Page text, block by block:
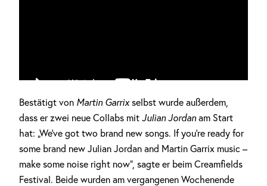
Bestätigt von Martin Garrixselbst wurde außerdem,
dass er zwei neue Collabs mit Julian Jordanam Start
hat: „We’ve got two brand new songs. If you’re ready for
some brand new Julian Jordan and Martin Garrix music –
make some noise right now“, sagte er beim Creamfields
Festival. Beide wurden am vergangenen Wochenende